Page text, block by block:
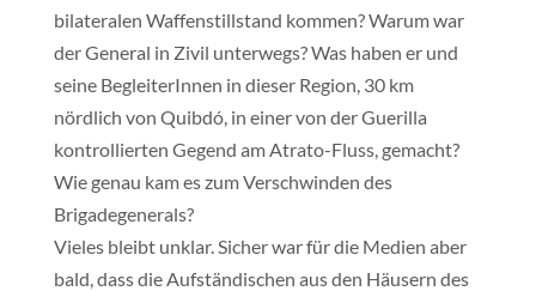
bilateralen Waffenstillstand kommen? Warum war
der General in Zivil unterwegs? Was haben er und
seine BegleiterInnen in dieser Region, 30 km
nördlich von Quibdó, in einer von der Guerilla
kontrollierten Gegend am Atrato-Fluss, gemacht?
Wie genau kam es zum Verschwinden des
Brigadegenerals?
Vieles bleibt unklar. Sicher war für die Medien aber
bald, dass die Aufständischen aus den Häusern des